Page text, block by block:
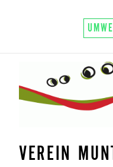
VEREIN